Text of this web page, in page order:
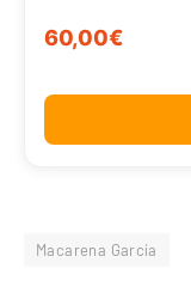
60,00€
Macarena García